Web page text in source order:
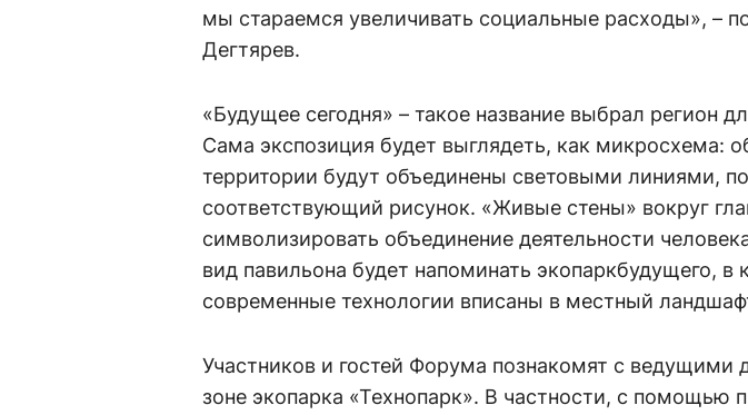
мы стараемся увеличивать социальные расходы», –
Дегтярев.
«Будущее сегодня» – такое название выбрал регион
Сама экспозиция будет выглядеть, как микросхема:
территории будут объединены световыми линиями,
соответствующий рисунок. «Живые стены» вокруг
символизировать объединение деятельности
вид павильона будет напоминать экопаркбудущего, в
современные технологии вписаны в местный
Участников и гостей Форума познакомят с ведущими
зоне экопарка «Технопарк». В частности, с помощью